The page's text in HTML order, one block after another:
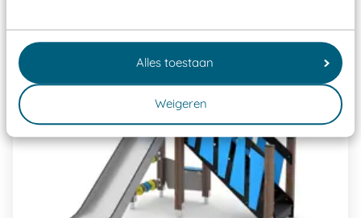
Alles toestaan
Weigeren